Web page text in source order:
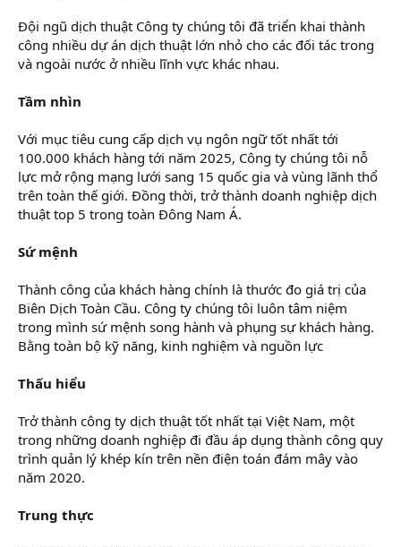
Đội ngũ dịch thuật Công ty chúng tôi đã triển khai thành
công nhiều dự án dịch thuật lớn nhỏ cho các đối tác trong
và ngoài nước ở nhiều lĩnh vực khác nhau.
Tầm nhìn
Với mục tiêu cung cấp dịch vụ ngôn ngữ tốt nhất tới
100.000 khách hàng tới năm 2025, Công ty chúng tôi nỗ
lực mở rộng mạng lưới sang 15 quốc gia và vùng lãnh thổ
trên toàn thế giới. Đồng thời, trở thành doanh nghiệp dịch
thuật top 5 trong toàn Đông Nam Á.
Sứ mệnh
Thành công của khách hàng chính là thước đo giá trị của
Biên Dịch Toàn Cầu. Công ty chúng tôi luôn tâm niệm
trong mình sứ mệnh song hành và phụng sự khách hàng.
Bằng toàn bộ kỹ năng, kinh nghiệm và nguồn lực
Thấu hiểu
Trở thành công ty dịch thuật tốt nhất tại Việt Nam, một
trong những doanh nghiệp đi đầu áp dụng thành công quy
trình quản lý khép kín trên nền điện toán đám mây vào
năm 2020.
Trung thực